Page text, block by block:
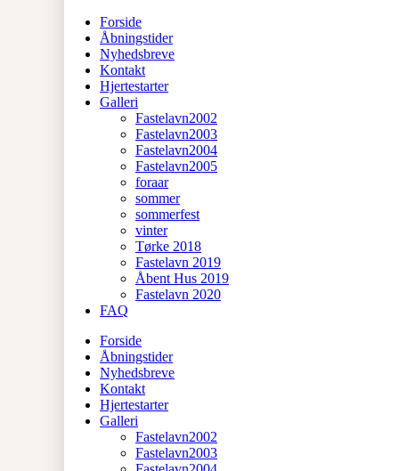
Forside
Åbningstider
Nyhedsbreve
Kontakt
Hjertestarter
Galleri
Fastelavn2002
Fastelavn2003
Fastelavn2004
Fastelavn2005
foraar
sommer
sommerfest
vinter
Tørke 2018
Fastelavn 2019
Åbent Hus 2019
Fastelavn 2020
FAQ
Forside
Åbningstider
Nyhedsbreve
Kontakt
Hjertestarter
Galleri
Fastelavn2002
Fastelavn2003